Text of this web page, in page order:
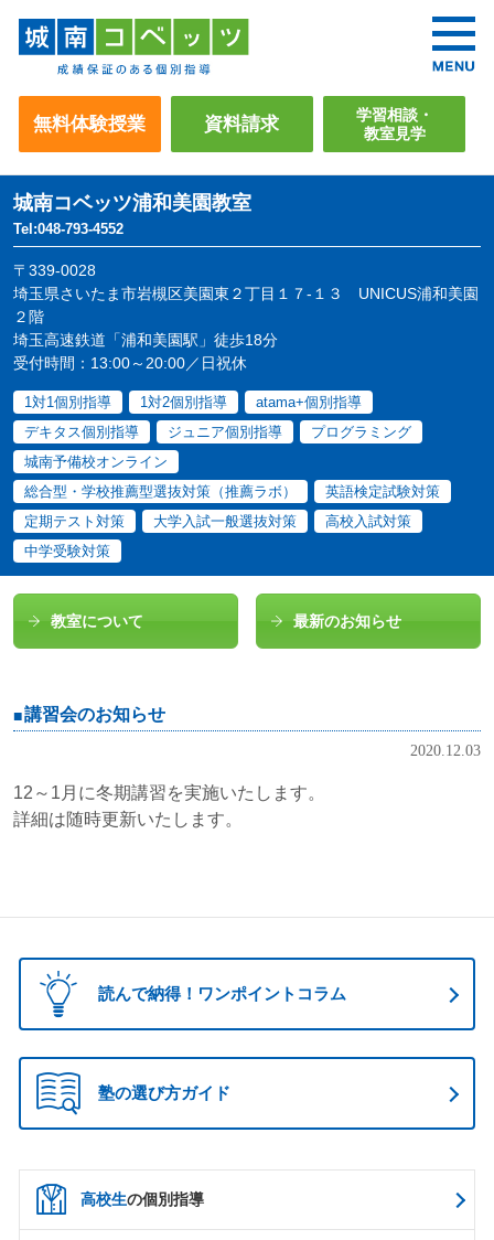
無料体験授業 資料請求
学習相談・
教室見学
城南コベッツ浦和美園教室
Tel:048-793-4552
〒339-0028
埼玉県さいたま市岩槻区美園東２丁目１７-１３ UNICUS浦和美園
２階
埼玉高速鉄道「浦和美園駅」徒歩18分
受付時間：13:00～20:00／日祝休
1対1個別指導 1対2個別指導
atama+個別指導
デキタス個別指導
ジュニア個別指導
プログラミング
城南予備校オンライン
総合型・学校推薦型選抜対策（推薦ラボ）
英語検定試験対策
定期テスト対策
大学入試一般選抜対策
高校入試対策
中学受験対策
教室について 最新のお知らせ
講習会のお知らせ
2020.12.03
12～1月に冬期講習を実施いたします。
詳細は随時更新いたします。
読んで納得！ワンポイントコラム
塾の選び方ガイド
高校生の個別指導